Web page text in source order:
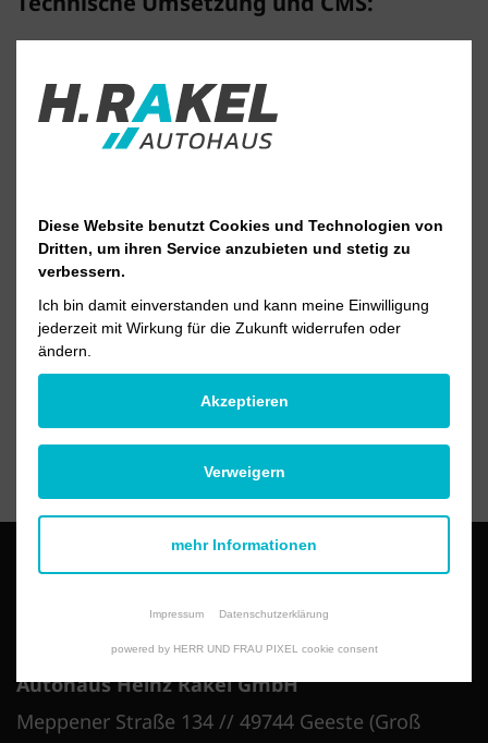
BILDNACHWEIS
Volkswagen AG
Tim Heinrich,Schöning Fotodesign, Meppen
stock.adobe.com
©travelguide_AdobeStock_147890528
Autohaus Heinz Rakel GmbH
Meppener Straße 134 // 49744 Geeste (Groß
Diese Website benutzt Cookies und Technologien von
Dritten, um ihren Service anzubieten und stetig zu
verbessern.
Ich bin damit einverstanden und kann meine Einwilligung
jederzeit mit Wirkung für die Zukunft widerrufen oder
ändern.
Akzeptieren
Verweigern
mehr Informationen
Impressum Datenschutzerklärung
powered by HERR UND FRAU PIXEL cookie consent